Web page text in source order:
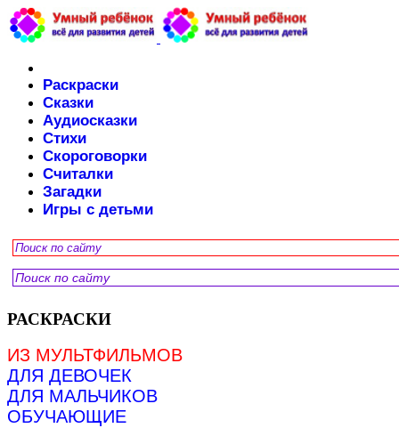
Раскраски
Сказки
Аудиосказки
Стихи
Скороговорки
Считалки
Загадки
Игры с детьми
РАСКРАСКИ
ИЗ МУЛЬТФИЛЬМОВ
ДЛЯ ДЕВОЧЕК
ДЛЯ МАЛЬЧИКОВ
ОБУЧАЮЩИЕ